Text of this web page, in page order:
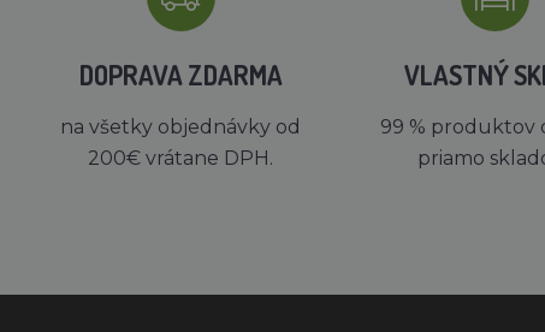
DOPRAVA ZDARMA
na všetky objednávky od
200€ vrátane DPH.
VLASTNÝ
99 % produktov
priamo